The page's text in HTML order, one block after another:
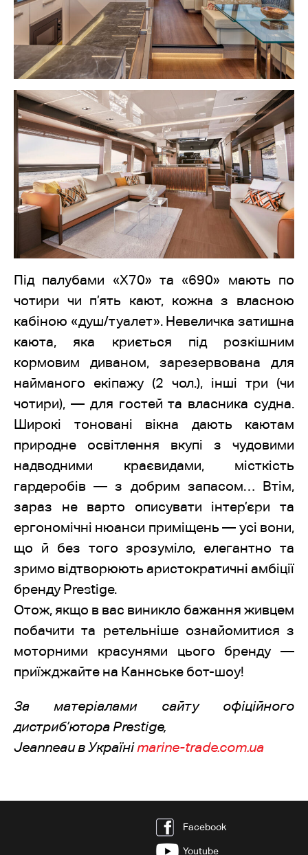
Під палубами «Х70» та «690» мають по
чотири чи п’ять кают, кожна з власною
кабіною «душ/туалет». Невеличка затишна
каюта, яка криється під розкішним
кормовим диваном, зарезервована для
найманого екіпажу (2 чол.), інші три (чи
чотири), — для гостей та власника судна.
Широкі тоновані вікна дають каютам
природне освітлення вкупі з чудовими
надводними краєвидами, місткість
гардеробів — з добрим запасом… Втім,
зараз не варто описувати інтер’єри та
ергономічні нюанси приміщень — усі вони,
що й без того зрозуміло, елегантно та
зримо відтворюють аристократичні амбіції
бренду Prestige.
Отож, якщо в вас виникло бажання живцем
побачити та ретельніше ознайомитися з
моторними красунями цього бренду —
приїжджайте на Каннське бот-шоу!
За матеріалами сайту офіційного
дистриб’ютора Prestige,
Jeanneau в Україніmarine-trade.com.ua
Facebook
Youtube